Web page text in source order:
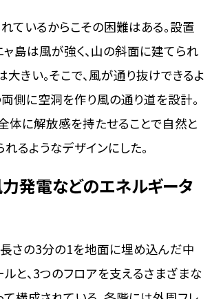
ているからこその困難はある。設置
島は風が強く、山の斜面に建てられ
きい。そこで、風が通り抜けできるよ
側に空洞を作り風の通り道を設計。
体に解放感を持たせることで自然と
るようなデザインにした。
発電などのエネルギータ
長さの3分の1を地面に埋め込んだ中
と、3つのフロアを支えるさまざまな